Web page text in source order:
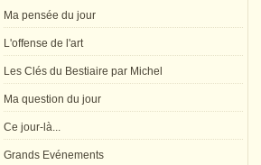
Ma pensée du jour
L'offense de l'art
Les Clés du Bestiaire par Michel
Ma question du jour
Ce jour-là...
Grands Evénements